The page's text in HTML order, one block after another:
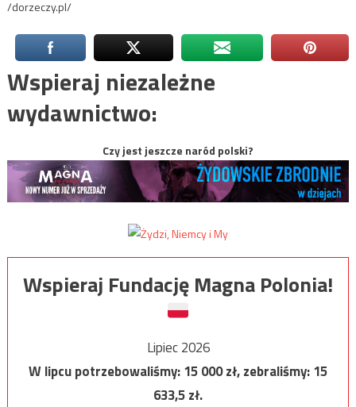
/dorzeczy.pl/
Wspieraj niezależne
wydawnictwo:
Czy jest jeszcze naród polski?
Wspieraj Fundację Magna Polonia!
Lipiec 2026
W lipcu potrzebowaliśmy:15 000zł, zebraliśmy:15
633,5zł.